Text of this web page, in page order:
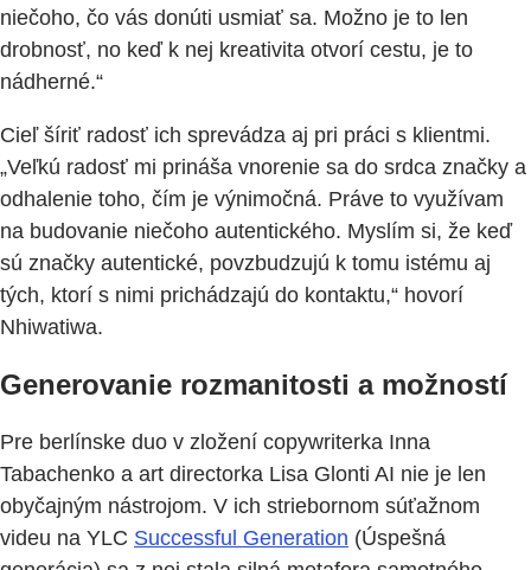
niečoho, čo vás donúti usmiať sa. Možno je to len
drobnosť, no keď k nej kreativita otvorí cestu, je to
nádherné.“
Cieľ šíriť radosť ich sprevádza aj pri práci s klientmi.
„Veľkú radosť mi prináša vnorenie sa do srdca značky a
odhalenie toho, čím je výnimočná. Práve to využívam
na budovanie niečoho autentického. Myslím si, že keď
sú značky autentické, povzbudzujú k tomu istému aj
tých, ktorí s nimi prichádzajú do kontaktu,“ hovorí
Nhiwatiwa.
Generovanie rozmanitosti a možností
Pre berlínske duo v zložení copywriterka Inna
Tabachenko a art directorka Lisa Glonti AI nie je len
obyčajným nástrojom. V ich striebornom súťažnom
videu na YLC Successful Generation (Úspešná